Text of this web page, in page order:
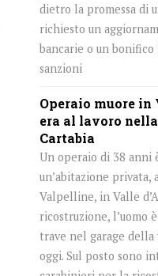
dietro la promessa di
richiesto un
bancarie o un
sanzioni
Operaio muore in
era al lavoro
Cartabia
Un operaio di 38
un’abitazione
Valpelline, in Valle
ricostruzione, l’uomo
trave nel garage
oggi. Sul posto sono